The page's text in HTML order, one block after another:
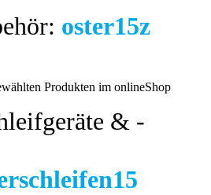
oster15z
Produkten im onlineShop
& -